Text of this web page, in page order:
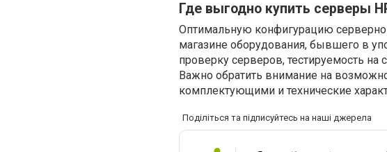
Где выгодно купить серверы
Оптимальную конфигурацию
магазине оборудования, бывшего в
проверку серверов, тестируемость на
Важно обратить внимание на
комплектующими и технические
Поділіться та підписуйтесь на наші джерела